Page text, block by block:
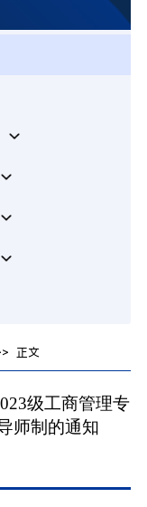
正文
级工商管理专
师制的通知